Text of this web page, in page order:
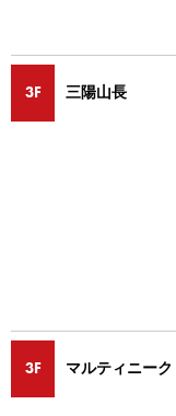
3F 三陽山長
3F マルティニーク